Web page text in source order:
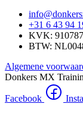
+31 6 43 94
KVK:
BTW:
Algemene
Donkers MX
Facebook